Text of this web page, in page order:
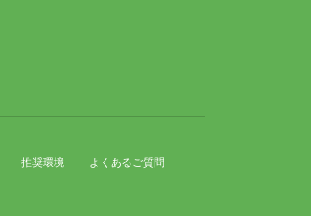
推奨環境 よくあるご質問